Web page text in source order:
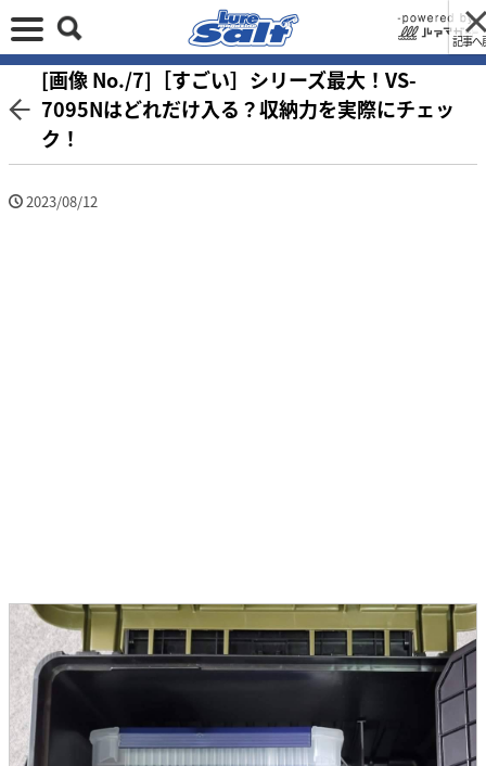
記事へ
[画像 No./7]［すごい］シリーズ最大！VS-
7095Nはどれだけ入る？収納力を実際にチェッ
ク！
2023/08/12